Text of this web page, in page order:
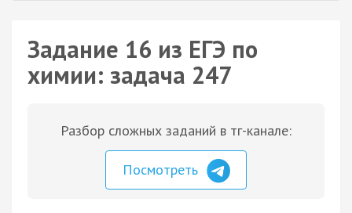
Задание 16 из ЕГЭ по
химии: задача 247
Разбор сложных заданий в тг-канале:
Посмотреть